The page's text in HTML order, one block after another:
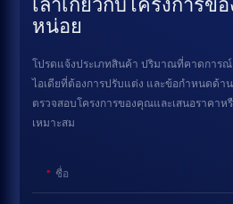
หน่อย
โปรดแจ้งประเภทสินค้า ปริมาณที่คาดการ
ไอเดียที่ต้องการปรับแต่ง และข้อกำหนดด้า
ตรวจสอบโครงการของคุณและเสนอราคาห
เหมาะสม
ชื่อ